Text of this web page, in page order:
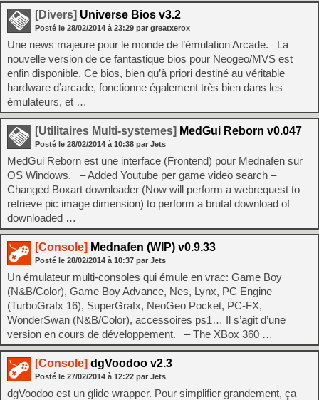
[Divers] Universe Bios v3.2
Posté le 28/02/2014 à 23:29 par greatxerox
Une news majeure pour le monde de l’émulation Arcade. La
nouvelle version de ce fantastique bios pour Neogeo/MVS est
enfin disponible, Ce bios, bien qu’à priori destiné au véritable
hardware d’arcade, fonctionne également très bien dans les
émulateurs, et …
[Utilitaires Multi-systemes] MedGui Reborn v0.047
Posté le 28/02/2014 à 10:38 par Jets
MedGui Reborn est une interface (Frontend) pour Mednafen sur
OS Windows. – Added Youtube per game video search –
Changed Boxart downloader (Now will perform a webrequest to
retrieve pic image dimension) to perform a brutal download of
downloaded …
[Console] Mednafen (WIP) v0.9.33
Posté le 28/02/2014 à 10:37 par Jets
Un émulateur multi-consoles qui émule en vrac: Game Boy
(N&B/Color), Game Boy Advance, Nes, Lynx, PC Engine
(TurboGrafx 16), SuperGrafx, NeoGeo Pocket, PC-FX,
WonderSwan (N&B/Color), accessoires ps1… Il s’agit d’une
version en cours de développement. – The XBox 360 …
[Console] dgVoodoo v2.3
Posté le 27/02/2014 à 12:22 par Jets
dgVoodoo est un glide wrapper. Pour simplifier grandement, ça